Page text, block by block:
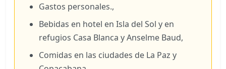
Gastos personales.,
Bebidas en hotel en Isla del Sol y en
refugios Casa Blanca y Anselme Baud,
Comidas en las ciudades de La Paz y